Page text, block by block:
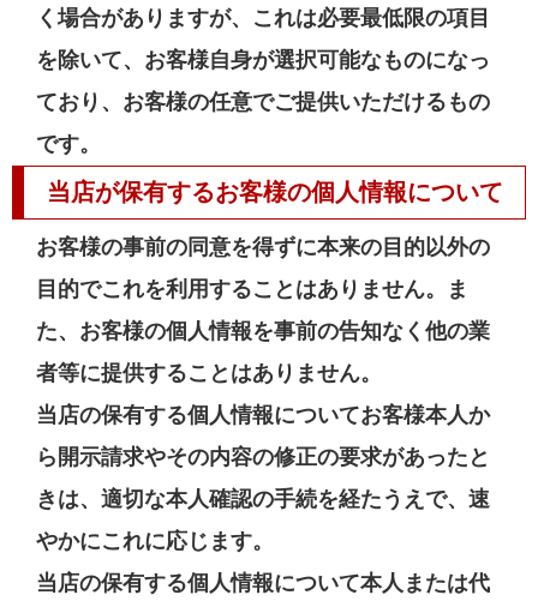
く場合がありますが、これは必要最低限の項目
を除いて、お客様自身が選択可能なものになっ
ており、お客様の任意でご提供いただけるもの
です。
当店が保有するお客様の個人情報について
お客様の事前の同意を得ずに本来の目的以外の
目的でこれを利用することはありません。ま
た、お客様の個人情報を事前の告知なく他の業
者等に提供することはありません。
当店の保有する個人情報についてお客様本人か
ら開示請求やその内容の修正の要求があったと
きは、適切な本人確認の手続を経たうえで、速
やかにこれに応じます。
当店の保有する個人情報について本人または代